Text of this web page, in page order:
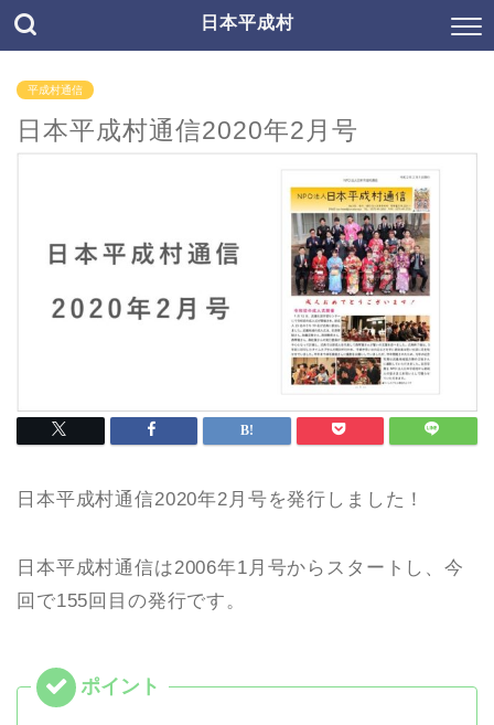
日本平成村
平成村通信
日本平成村通信2020年2月号
日本平成村通信2020年2月号を発行しました！
日本平成村通信は2006年1月号からスタートし、今
回で155回目の発行です。